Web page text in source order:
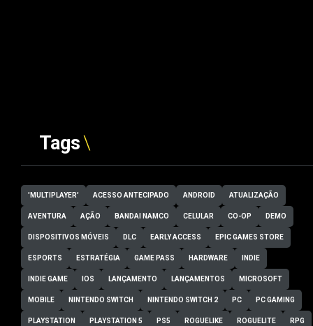
Tags
'MULTIPLAYER' ACESSO ANTECIPADO ANDROID ATUALIZAÇÃO
AVENTURA AÇÃO BANDAI NAMCO CELULAR CO-OP DEMO
DISPOSITIVOS MÓVEIS DLC EARLY ACCESS EPIC GAMES STORE
ESPORTS ESTRATÉGIA GAME PASS HARDWARE INDIE
INDIE GAME IOS LANÇAMENTO LANÇAMENTOS MICROSOFT
MOBILE NINTENDO SWITCH NINTENDO SWITCH 2 PC PC GAMING
PLAYSTATION PLAYSTATION 5 PS5 ROGUELIKE ROGUELITE RPG